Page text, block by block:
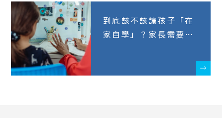
到底該不該讓孩子「在
家自學」？家長需要知